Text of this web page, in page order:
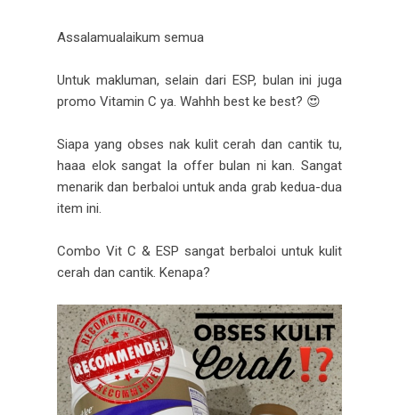
Assalamualaikum semua
Untuk makluman, selain dari ESP, bulan ini juga
promo Vitamin C ya. Wahhh best ke best? 😍
Siapa yang obses nak kulit cerah dan cantik tu,
haaa elok sangat la offer bulan ni kan. Sangat
menarik dan berbaloi untuk anda grab kedua-dua
item ini.
Combo Vit C & ESP sangat berbaloi untuk kulit
cerah dan cantik. Kenapa?